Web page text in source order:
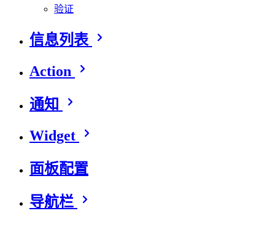
验证
信息列表
Action
通知
Widget
面板配置
导航栏